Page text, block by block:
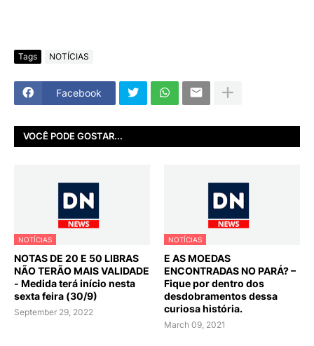
Tags NOTÍCIAS
Facebook
VOCÊ PODE GOSTAR...
NOTÍCIAS
NOTAS DE 20 E 50 LIBRAS
NÃO TERÃO MAIS VALIDADE
- Medida terá início nesta
sexta feira (30/9)
September 29, 2022
NOTÍCIAS
E AS MOEDAS
ENCONTRADAS NO PARÁ? –
Fique por dentro dos
desdobramentos dessa
curiosa história.
March 09, 2021